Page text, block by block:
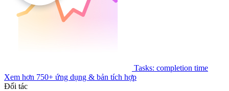
Tasks: completion time
Xem hơn 750+ ứng dụng & bản tích hợp
Đối tác